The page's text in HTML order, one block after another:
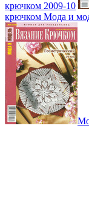
крючком 2009-10
крючком Мода и